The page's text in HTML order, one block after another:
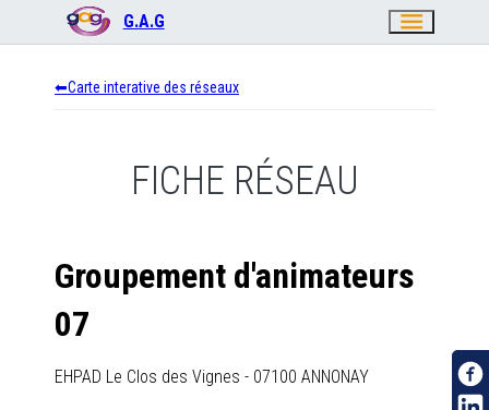
G.A.G menu
Carte interative des réseaux
FICHE RÉSEAU
Groupement d'animateurs
07
EHPAD Le Clos des Vignes - 07100 ANNONAY